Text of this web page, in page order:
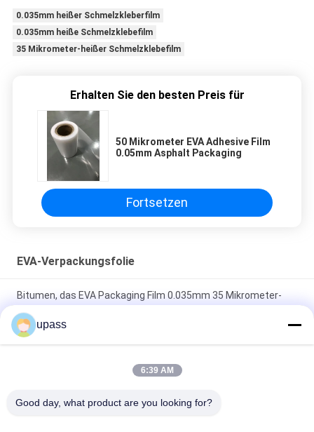
0.035mm heißer Schmelzkleberfilm
0.035mm heiße Schmelzklebefilm
35 Mikrometer-heißer Schmelzklebefilm
Erhalten Sie den besten Preis für
50 Mikrometer EVA Adhesive Film
0.05mm Asphalt Packaging
Fortsetzen
EVA-Verpackungsfolie
Bitumen, das EVA Packaging Film 0.035mm 35 Mikrometer-
heißer Schmelzklebefilm verpackt
50 heiße Schmelzklebefilm Mikrometer-EVA Packaging Film
Schmelzklebefilm
upass
6:39 AM
Good day, what product are you looking for?